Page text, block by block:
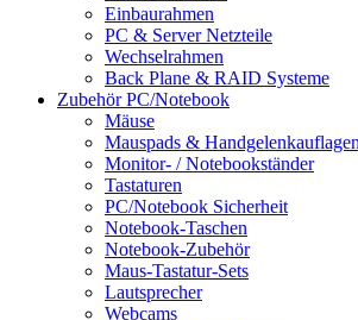
Einbaurahmen
PC & Server Netzteile
Wechselrahmen
Back Plane & RAID Systeme
Zubehör PC/Notebook
Mäuse
Mauspads & Handgelenkauflagen
Monitor- / Notebookständer
Tastaturen
PC/Notebook Sicherheit
Notebook-Taschen
Notebook-Zubehör
Maus-Tastatur-Sets
Lautsprecher
Webcams